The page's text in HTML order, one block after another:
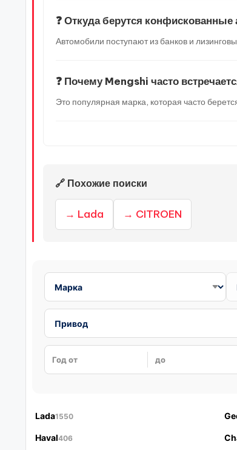
❓ Откуда берутся
Автомобили поступают из банков и
❓ Почему Mengshi часто
Это популярная марка, которая часто
🔗 Похожие поиски
→ Lada → CITROEN
Год от до
Lada1550
Haval406